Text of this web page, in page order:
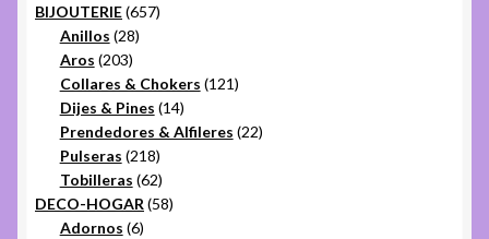
BIJOUTERIE 657657
Anillos 2828
Aros 203203
productos
Collares & Chokers 121121
Dijes & Pines 1414
productos
Prendedores & Alfileres 2222
Pulseras 218218
productos
Tobilleras 6262
productos
DECO-HOGAR 5858
Adornos 66